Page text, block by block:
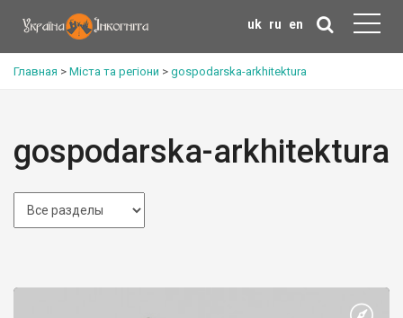
uk ru en
Главная > Міста та регіони > gospodarska-arkhitektura
gospodarska-arkhitektura